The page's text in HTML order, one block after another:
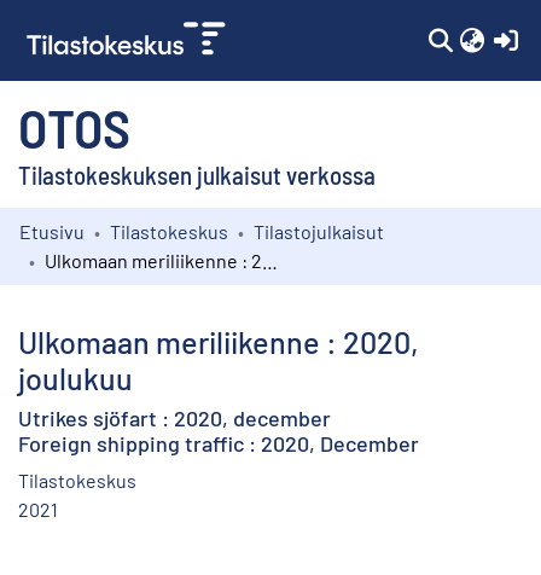
OTOS
Tilastokeskuksen julkaisut verkossa
Kokoelmat
Etusivu Tilastokeskus
Tilastojulkaisut
Ulkomaan meriliikenne : 2020,
joulukuu
Utrikes sjöfart : 2020, december
Foreign shipping traffic : 2020, December
Tilastokeskus
2021